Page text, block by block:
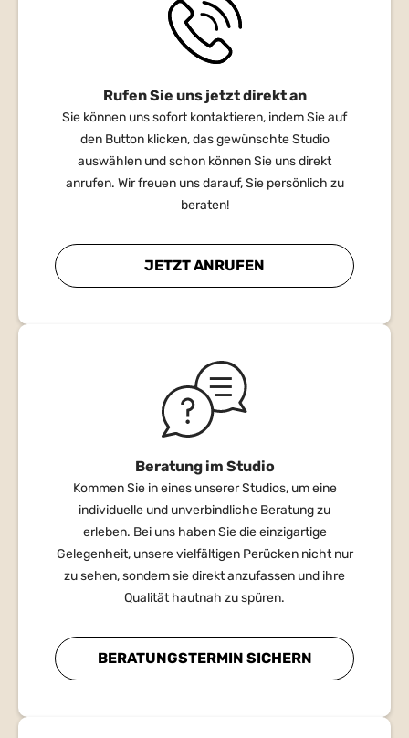
Rufen Sie uns jetzt direkt an
Sie können uns sofort kontaktieren, indem Sie auf
den Button klicken, das gewünschte Studio
auswählen und schon können Sie uns direkt
anrufen. Wir freuen uns darauf, Sie persönlich zu
beraten!
JETZT ANRUFEN
Beratung im Studio
Kommen Sie in eines unserer Studios, um eine
individuelle und unverbindliche Beratung zu
erleben. Bei uns haben Sie die einzigartige
Gelegenheit, unsere vielfältigen Perücken nicht nur
zu sehen, sondern sie direkt anzufassen und ihre
Qualität hautnah zu spüren.
BERATUNGSTERMIN SICHERN